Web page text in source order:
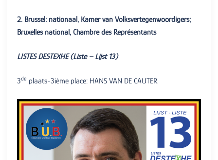
2. Brussel: nationaal, Kamer van Volksvertegenwoordigers;
Bruxelles national, Chambre des Représentants
LISTES DESTEXHE (Liste – Lijst 13)
3de plaats-3ième place: HANS VAN DE CAUTER